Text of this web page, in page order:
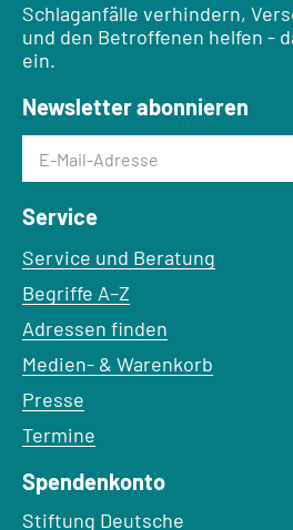
Schlaganfälle verhindern,
und den Betroffenen helfen -
ein.
Newsletter abonnieren
E-Mail-Adresse
Service
Service und Beratung
Begriffe A–Z
Adressen finden
Medien- & Warenkorb
Presse
Termine
Spendenkonto
Empfänger:
Stiftung Deutsche